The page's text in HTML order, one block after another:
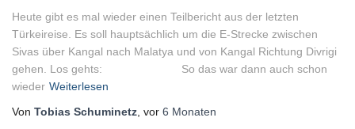
Heute gibt es mal wieder einen Teilbericht aus der letzten
Türkeireise. Es soll hauptsächlich um die E-Strecke zwischen
Sivas über Kangal nach Malatya und von Kangal Richtung Divrigi
gehen. Los gehts: So das war dann auch schon
wieder Weiterlesen
Von Tobias Schuminetz , vor 6 Monaten